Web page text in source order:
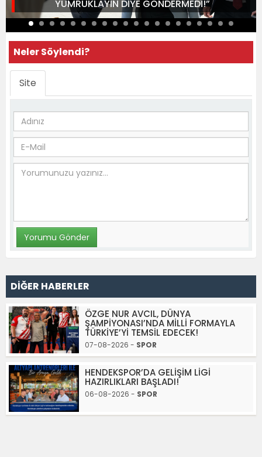
YUMRUKLAYIN DİYE GÖNDERMEDİ!”
Neler Söylendi?
Site
DİĞER HABERLER
ÖZGE NUR AVCIL, DÜNYA
ŞAMPİYONASI’NDA MİLLİ FORMAYLA
TÜRKİYE’Yİ TEMSİL EDECEK!
07-08-2026 - SPOR
HENDEKSPOR’DA GELİŞİM LİGİ
HAZIRLIKLARI BAŞLADI!
06-08-2026 - SPOR